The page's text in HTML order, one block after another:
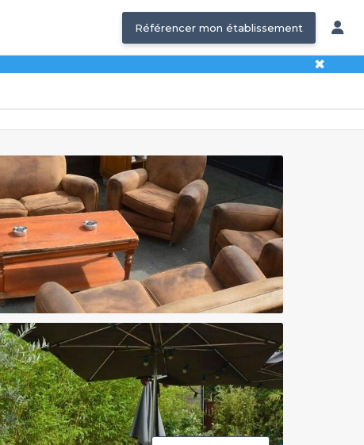
Référencer mon établissement
✖